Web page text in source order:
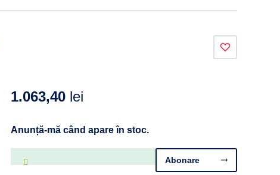
1.063,40 lei
Anunță-mă când apare în stoc.
Abonare